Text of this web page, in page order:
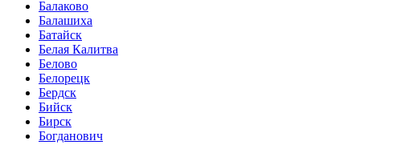
Балаково
Балашиха
Батайск
Белая Калитва
Белово
Белорецк
Бердск
Бийск
Бирск
Богданович